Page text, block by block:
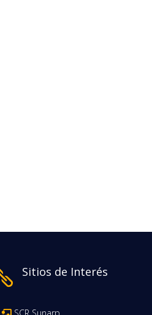
Sitios de Interés
SCR Sunarp